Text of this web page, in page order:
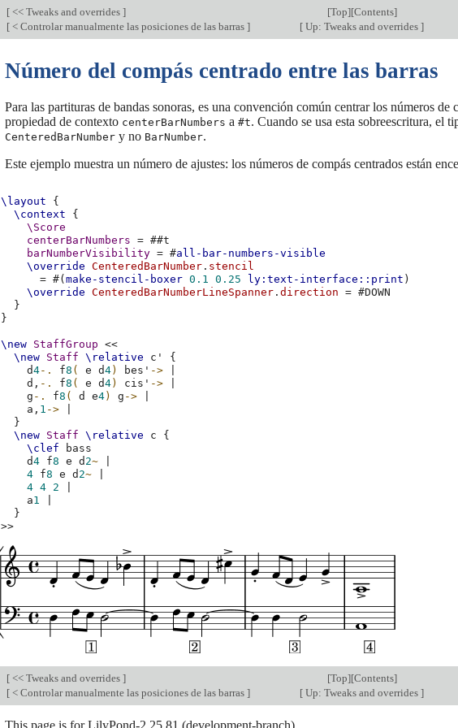
[ << Tweaks and overrides ] [Top][Contents]
[ < Controlar manualmente las posiciones de las barras ] [ Up: Tweaks and overrides ]
Número del compás centrado entre las barras
Para las partituras de bandas sonoras, es una convención común centrar los números
propiedad de contexto centerBarNumbers a #t. Cuando se usa esta sobreescritura, el
CenteredBarNumber y no BarNumber.
Este ejemplo muestra un número de ajustes: los números de compás centrados están
\layout
{
\context
{
\Score
centerBarNumbers
= ##t
barNumberVisibility = #all-bar-numbers-visible
\override
CenteredBarNumber . stencil
= #(make-stencil-boxer 0.1 0.25 ly:text-interface::print )
\override
CenteredBarNumberLineSpanner .direction = #DOWN
}
}
\new StaffGroup
<<
\new Staff \relative c'
{
d4-. f8 ( e d4) bes' ->
d, -. f8 ( e d4) cis' ->
g -. f8 ( d e4) g ->
a, 1 ->
}
\new Staff \relative c
{
\clef
bass
d4 f8 e d 2~
4 f8 e d 2~
4 4 2
a1
}
>>
[ << Tweaks and overrides ] [Top][Contents]
[ < Controlar manualmente las posiciones de las barras ] [ Up: Tweaks and overrides ]
This page is for LilyPond-2.25.81 (development-branch).